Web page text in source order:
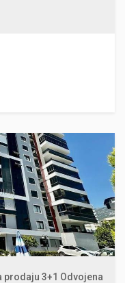
prodaju 3+1 Odvojena